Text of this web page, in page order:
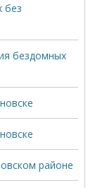
без
бездомных
районе